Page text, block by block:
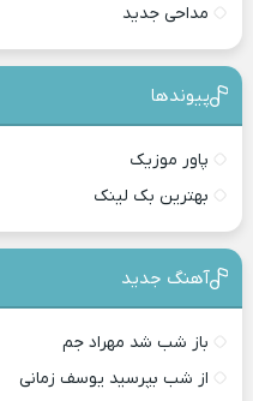
مداحی جدید
پیوندها
پاور موزیک
بهترین بک لینک
آهنگ جدید
باز شب شد مهراد جم
از شب بپرسید یوسف زمانی